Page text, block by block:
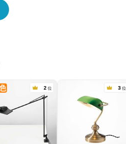
2 位 3 位